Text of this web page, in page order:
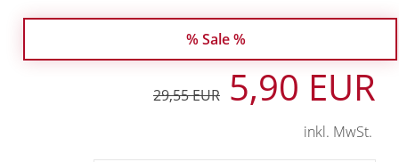
% Sale %
29,55 EUR 5,90 EUR
inkl. MwSt.